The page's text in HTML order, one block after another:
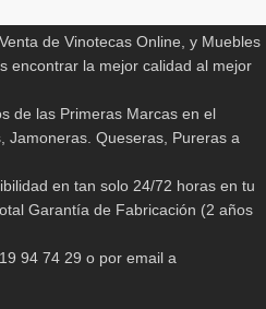
No es necesario montarlos, lo
por el cliente.
como para el momento del
deben poseer estos aparatos que
nuestras preciadas bebidas.
vino de la forma correcta, no solo
en un lugar donde este en total
de Vinotecas Online, y Muebles
encontrar la mejor calidad al mejor
de las Primeras Marcas en el
Jamoneras. Queseras, Pureras a
en tan solo 24/72 horas en tu
Garantía de Fabricación (2 años
94 74 29 o por email a